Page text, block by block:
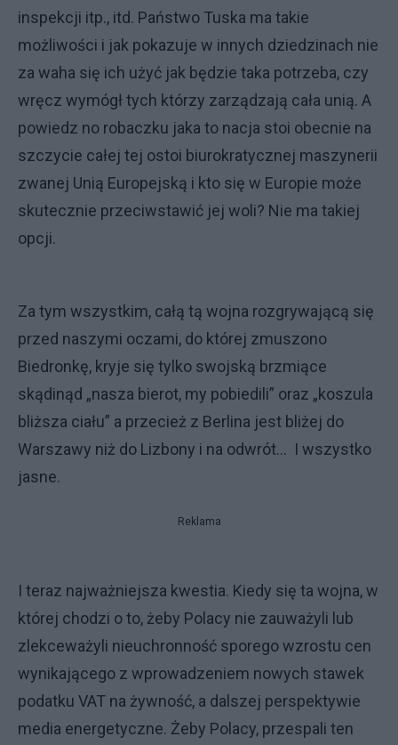
inspekcji itp., itd. Państwo Tuska ma takie
możliwości i jak pokazuje w innych dziedzinach nie
za waha się ich użyć jak będzie taka potrzeba, czy
wręcz wymógł tych którzy zarządzają cała unią. A
powiedz no robaczku jaka to nacja stoi obecnie na
szczycie całej tej ostoi biurokratycznej maszynerii
zwanej Unią Europejską i kto się w Europie może
skutecznie przeciwstawić jej woli? Nie ma takiej
opcji.
Za tym wszystkim, całą tą wojna rozgrywającą się
przed naszymi oczami, do której zmuszono
Biedronkę, kryje się tylko swojską brzmiące
skądinąd „nasza bierot, my pobiedili” oraz „koszula
bliższa ciału” a przecież z Berlina jest bliżej do
Warszawy niż do Lizbony i na odwrót… I wszystko
jasne.
Reklama
I teraz najważniejsza kwestia. Kiedy się ta wojna, w
której chodzi o to, żeby Polacy nie zauważyli lub
zlekceważyli nieuchronność sporego wzrostu cen
wynikającego z wprowadzeniem nowych stawek
podatku VAT na żywność, a dalszej perspektywie
media energetyczne. Żeby Polacy, przespali ten